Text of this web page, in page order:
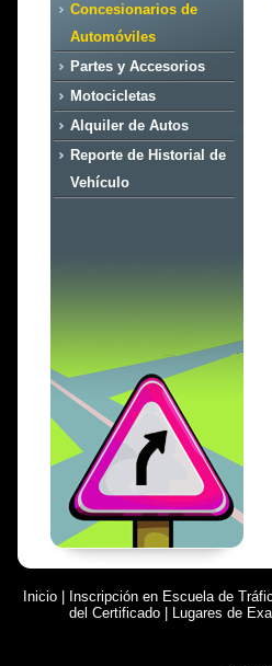
Concesionarios de
Automóviles
Partes y Accesorios
Motocicletas
Alquiler de Autos
Reporte de Historial de
Vehículo
Inicio Inscripción en Escuela de
del Certificado
Lugares de